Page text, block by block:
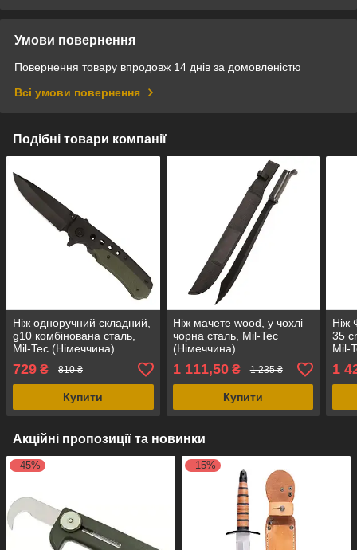
Умови повернення
Повернення товару впродовж 14 днів за домовленістю
Всі умови повернення
Подібні товари компанії
Ніж одноручний складний,
g10 комбінована сталь,
Mil-Tec (Німеччина)
729 ₴ 810 ₴
Купити
Ніж мачете wood, у чохлі
чорна сталь, Mil-Tec
(Німеччина)
1 111,50₴ 1 235 ₴
Купити
Ніж
35
Mil-
1
Акційні пропозиції та новинки
–45% –15%